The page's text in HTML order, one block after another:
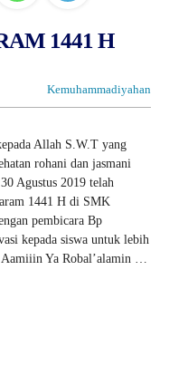
1441 H
Kemuhammadiyahan
Allah S.W.T yang
rohani dan jasmani
Agustus 2019 telah
1441 H di SMK
pembicara Bp
kepada siswa untuk lebih
Aamiiin Ya Robal’alamin …